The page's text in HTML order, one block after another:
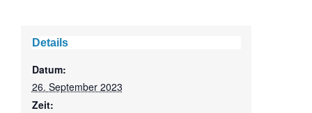
Details
Datum:
26. September 2023
Zeit: